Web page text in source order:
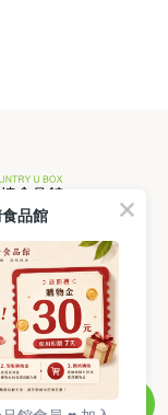
～PM 5：00
搜尋：@uboxorg
品館